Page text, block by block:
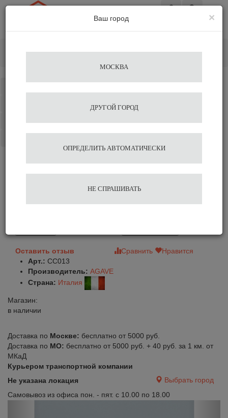
Мерный стакан для кофе
Agave 60 мл.
Оставить отзыв Сравнить
Нравится
Арт.: CC013
Производитель: AGAVE
Страна: Италия
Магазин:
в наличии
Доставка по Москве: бесплатно от 5000 руб.
Доставка по МО: бесплатно от 5000 руб. + 40 руб. за 1 км. от
МКаД
Курьером транспортной компании
Не указана локация
Выбрать город
Самовывоз из офиса пон. - пят. с 10.00 по 18.00
×
Ваш город
МОСКВА
ДРУГОЙ ГОРОД
ОПРЕДЕЛИТЬ АВТОМАТИЧЕСКИ
НЕ СПРАШИВАТЬ